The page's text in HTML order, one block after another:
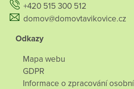
+420 515 300 512
domov@domovtavikovice.cz
Odkazy
Mapa webu
GDPR
Informace o zpracování